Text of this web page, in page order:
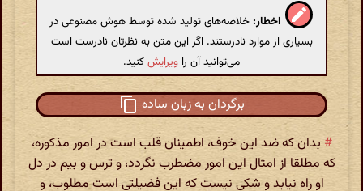
اخطار: خلاصه‌های تولید شده توسط هوش مصنوعی در
بسیاری از موارد نادرستند. اگر این متن به نظرتان نادرست است
می‌توانید آن را ویرایشکنید.
برگردان به زبان ساده
# بدان که ضد این خوف، اطمینان قلب است در امور مذکوره،
که مطلقا از امثال این امور مضطرب نگردد، و ترس و بیم در دل
او راه نیابد و شکی نیست که این فضیلتی است مطلوب، و